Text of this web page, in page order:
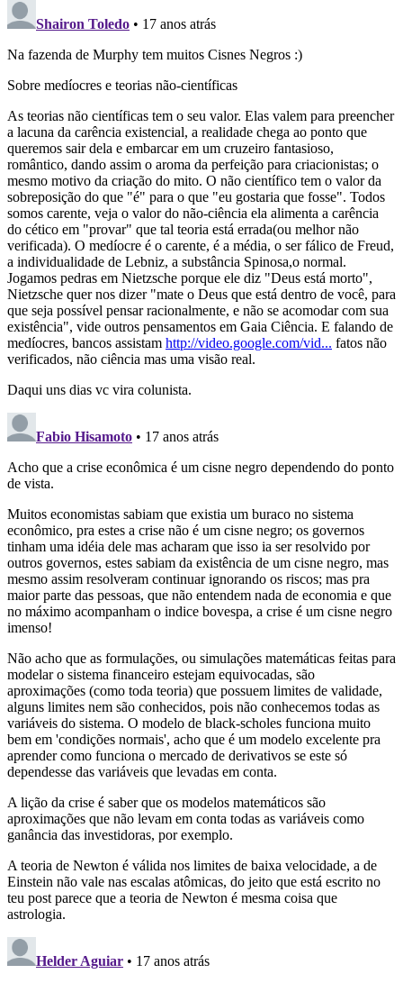
Shairon Toledo • 17 anos atrás
Na fazenda de Murphy tem muitos Cisnes Negros :)
Sobre medíocres e teorias não-científicas
As teorias não científicas tem o seu valor. Elas valem para preencher
a lacuna da carência existencial, a realidade chega ao ponto que
queremos sair dela e embarcar em um cruzeiro fantasioso,
romântico, dando assim o aroma da perfeição para criacionistas; o
mesmo motivo da criação do mito. O não científico tem o valor da
sobreposição do que "é" para o que "eu gostaria que fosse". Todos
somos carente, veja o valor do não-ciência ela alimenta a carência
do cético em "provar" que tal teoria está errada(ou melhor não
verificada). O medíocre é o carente, é a média, o ser fálico de Freud,
a individualidade de Lebniz, a substância Spinosa,o normal.
Jogamos pedras em Nietzsche porque ele diz "Deus está morto",
Nietzsche quer nos dizer "mate o Deus que está dentro de você, para
que seja possível pensar racionalmente, e não se acomodar com sua
existência", vide outros pensamentos em Gaia Ciência. E falando de
medíocres, bancos assistam http://video.google.com/vid... fatos não
verificados, não ciência mas uma visão real.
Daqui uns dias vc vira colunista.
Fabio Hisamoto • 17 anos atrás
Acho que a crise econômica é um cisne negro dependendo do ponto
de vista.
Muitos economistas sabiam que existia um buraco no sistema
econômico, pra estes a crise não é um cisne negro; os governos
tinham uma idéia dele mas acharam que isso ia ser resolvido por
outros governos, estes sabiam da existência de um cisne negro, mas
mesmo assim resolveram continuar ignorando os riscos; mas pra
maior parte das pessoas, que não entendem nada de economia e que
no máximo acompanham o indice bovespa, a crise é um cisne negro
imenso!
Não acho que as formulações, ou simulações matemáticas feitas para
modelar o sistema financeiro estejam equivocadas, são
aproximações (como toda teoria) que possuem limites de validade,
alguns limites nem são conhecidos, pois não conhecemos todas as
variáveis do sistema. O modelo de black-scholes funciona muito
bem em 'condições normais', acho que é um modelo excelente pra
aprender como funciona o mercado de derivativos se este só
dependesse das variáveis que levadas em conta.
A lição da crise é saber que os modelos matemáticos são
aproximações que não levam em conta todas as variáveis como
ganância das investidoras, por exemplo.
A teoria de Newton é válida nos limites de baixa velocidade, a de
Einstein não vale nas escalas atômicas, do jeito que está escrito no
teu post parece que a teoria de Newton é mesma coisa que
astrologia.
Helder Aguiar • 17 anos atrás